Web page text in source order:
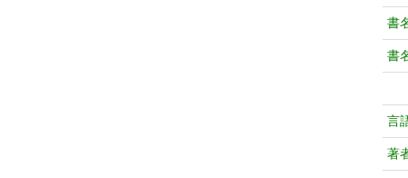
書
書
言
著